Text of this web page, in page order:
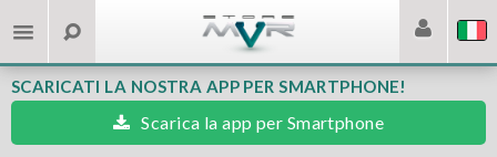
SCARICATI LA NOSTRA APP PER SMARTPHONE!
Scarica la app per Smartphone